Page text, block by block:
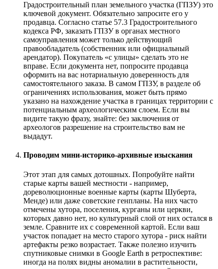
Градостроительный план земельного участка (ГПЗУ) это
ключевой документ. Обязательно запросите его у
продавца. Согласно статье 57.3 Градостроительного
кодекса РФ, заказать ГПЗУ в органах местного
самоуправления может только действующий
правообладатель (собственник или официальный
арендатор). Покупатель «с улицы» сделать это не
вправе. Если документа нет, попросите продавца
оформить на вас нотариальную доверенность для
самостоятельного заказа. В самом ГПЗУ, в разделе об
ограничениях использования, может быть прямо
указано на нахождение участка в границах территории с
потенциальным археологическим слоем. Если вы
видите такую фразу, знайте: без заключения от
археологов разрешение на строительство вам не
выдадут.
Проводим мини-историко-архивные изыскания
Этот этап для самых дотошных. Попробуйте найти
старые карты вашей местности - например,
дореволюционные военные карты (карты Шуберта,
Менде) или даже советские генпланы. На них часто
отмечены хутора, поселения, курганы или церкви,
которых давно нет, но культурный слой от них остался в
земле. Сравните их с современной картой. Если ваш
участок попадает на место старого хутора - риск найти
артефакты резко возрастает. Также полезно изучить
спутниковые снимки в Google Earth в ретроспективе:
иногда на полях видны аномалии в растительности,